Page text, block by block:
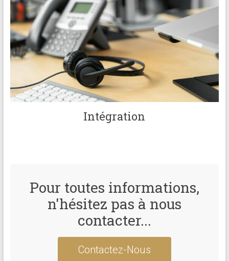
Intégration
Pour toutes informations,
n'hésitez pas à nous
contacter...
Contactez-Nous